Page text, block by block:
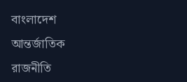
বাংলাদেশ
আন্তর্জাতিক
রাজনীতি